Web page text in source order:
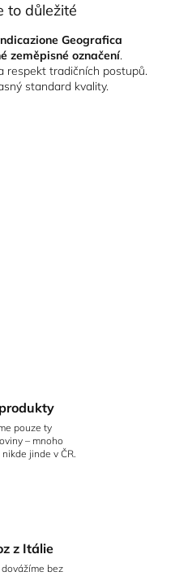
to důležité
Geografica
zeměpisné označení.
respekt tradičních postupů.
standard kvality.
pouze ty
– mnoho
jinde v ČR.
z Itálie
bez